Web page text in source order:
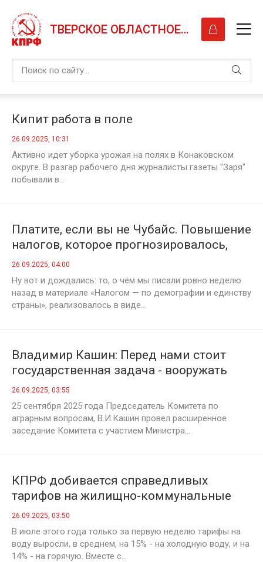
ТВЕРСКОЕ ОБЛАСТНОЕ ОТДЕЛЕНИЕ КПРФ
Кипит работа в поле
26.09.2025, 10:31
Активно идет уборка урожая на полях в Конаковском
округе. В разгар рабочего дня журналисты газеты "Заря"
побывали в...
Платите, если вы не Чубайс. Повышение
налогов, которое прогнозировалось,
стало реальностью
26.09.2025, 04:00
Ну вот и дождались: то, о чём мы писали ровно неделю
назад в материале «Налогом — по демографии и единству
страны», реализовалось в виде...
Владимир Кашин: Перед нами стоит
государственная задача - вооружать
село надо всем миром
26.09.2025, 03:55
25 сентября 2025 года Председатель Комитета по
аграрным вопросам, В.И.Кашин провел расширенное
заседание Комитета с участием Министра...
КПРФ добивается справедливых
тарифов на жилищно-коммунальные
услуги
26.09.2025, 03:50
В июле этого года только за первую неделю тарифы на
воду выросли, в среднем, на 15% - на холодную воду, и на
14% - на горячую. Вместе с...